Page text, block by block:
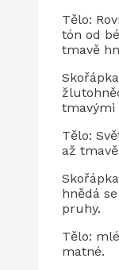
Tělo:
tón od
tmavě
tmavými
Tělo:
až
hnědá
pruhy.
Tělo:
matné.